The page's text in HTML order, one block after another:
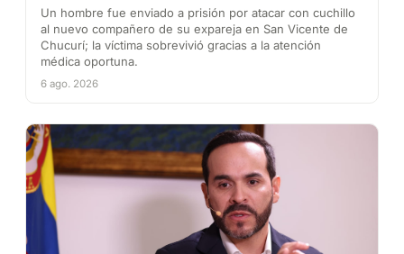
Un hombre fue enviado a prisión por atacar con cuchillo
al nuevo compañero de su expareja en San Vicente de
Chucurí; la víctima sobrevivió gracias a la atención
médica oportuna.
6 ago. 2026